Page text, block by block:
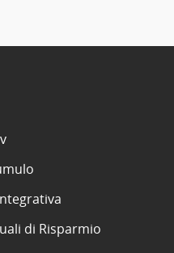
di Risparmio